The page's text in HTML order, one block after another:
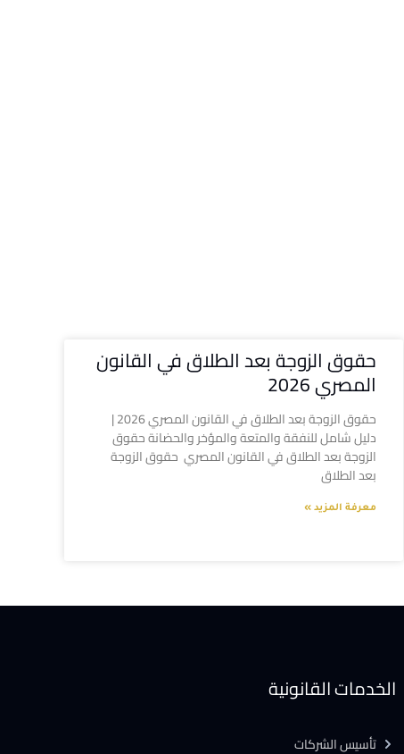
حقوق الزوجة بعد الطلاق في القانون
المصري 2026
حقوق الزوجة بعد الطلاق في القانون المصري 2026 |
دليل شامل للنفقة والمتعة والمؤخر والحضانة حقوق
الزوجة بعد الطلاق في القانون المصري حقوق الزوجة
بعد الطلاق
معرفة المزيد »
الخدمات القانونية
تأسيس الشركات